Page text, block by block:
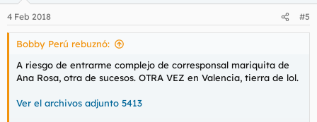
4 Feb 2018 #5
Bobby Perú rebuznó:
A riesgo de entrarme complejo de corresponsal mariquita de
Ana Rosa, otra de sucesos. OTRA VEZ en Valencia, tierra de lol.
Ver el archivos adjunto 5413